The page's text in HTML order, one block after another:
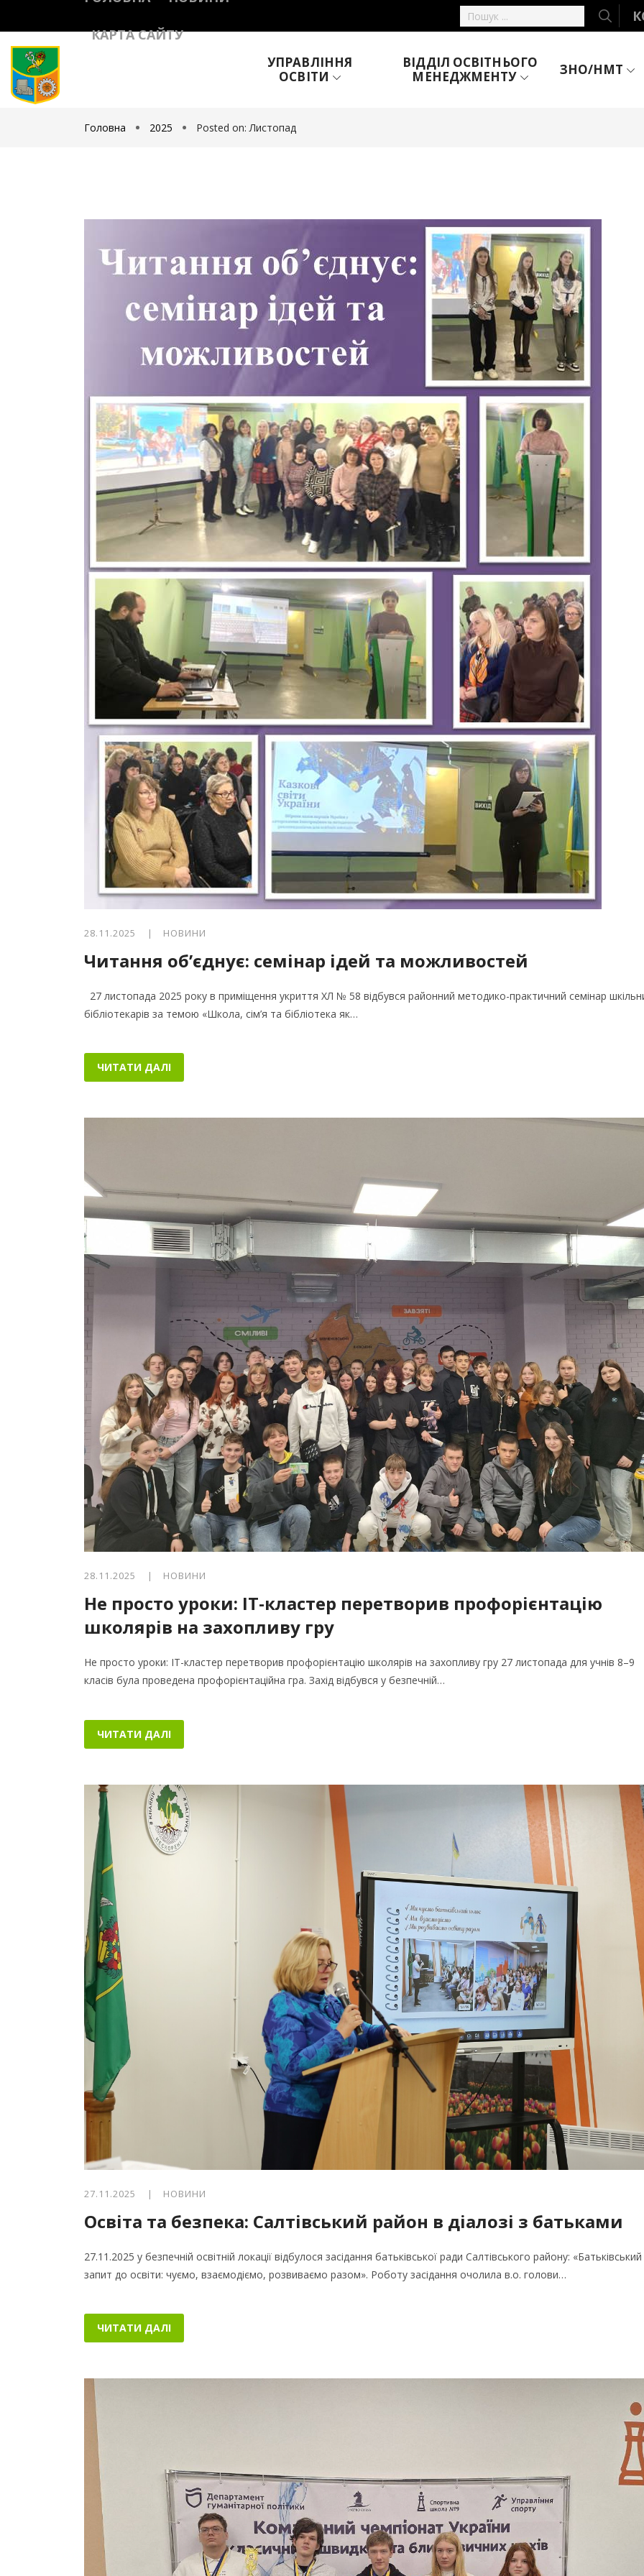
КАРТА САЙТУ
УПРАВЛІННЯ
ОСВІТИ
ВІДДІЛ ОСВІТНЬОГО
МЕНЕДЖМЕНТУ
ЗНО/НМТ
Головна 2025 Posted on: Листопад
28.11.2025 | НОВИНИ
Читання об’єднує: семінар ідей та можливостей
27 листопада 2025 року в приміщення укриття ХЛ № 58 відбувся районний методико-практичний семінар
бібліотекарів за темою «Школа, сім’я та бібліотека як…
ЧИТАТИ ДАЛІ
28.11.2025 | НОВИНИ
Не просто уроки: IT-кластер перетворив профорієнтацію
школярів на захопливу гру
Не просто уроки: IT-кластер перетворив профорієнтацію школярів на захопливу гру 27 листопада для учнів 8–9
класів була проведена профорієнтаційна гра. Захід відбувся у безпечній…
ЧИТАТИ ДАЛІ
27.11.2025 | НОВИНИ
Освіта та безпека: Салтівський район в діалозі з батьками
27.11.2025 у безпечній освітній локації відбулося засідання батьківської ради Салтівського району: «Батьківський
запит до освіти: чуємо, взаємодіємо, розвиваємо разом». Роботу засідання очолила в.о. голови…
ЧИТАТИ ДАЛІ